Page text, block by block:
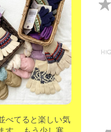
べてると楽しい気